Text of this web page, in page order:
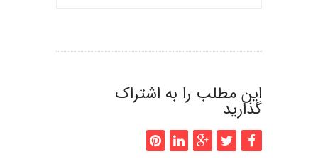
این مطلب را به اشتراک
گذارید